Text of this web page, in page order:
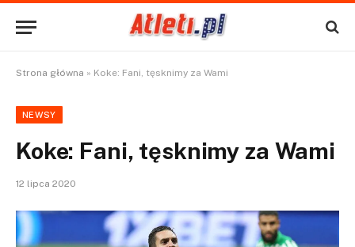
Strona główna » Koke: Fani, tęsknimy za Wami
NEWSY
Koke: Fani, tęsknimy za Wami
12 lipca 2020